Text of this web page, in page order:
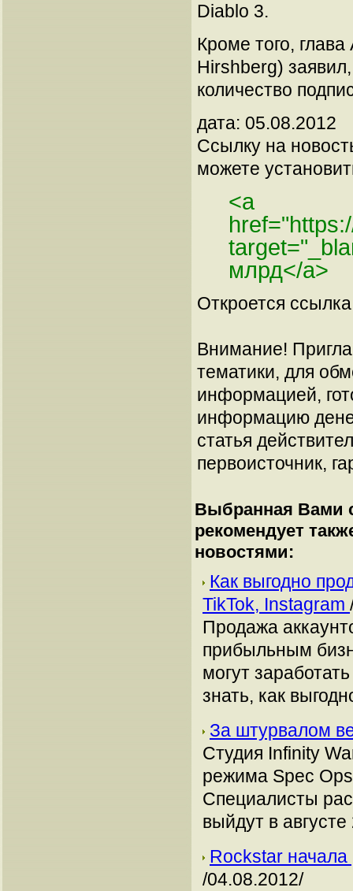
Diablo 3.
Кроме того,
Hirshberg)
количество
дата: 05.08.2012
Ссылку на
можете
<a
млрд</a>
Откроется
Внимание!
тематики, для
информацией,
информацию
статья
первоисточник,
Выбранная Вами
рекомендует
новостями:
Как выгодно
TikTok, Instagram
Продажа
прибыльным
могут
знать, как
За штурвалом
Студия Infinity
режима Spec
Специалисты
выйдут в августе
Rockstar начала
/04.08.2012/